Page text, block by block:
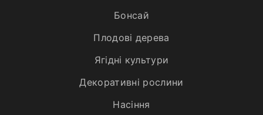
Бонсай
Плодові дерева
Ягідні культури
Декоративні рослини
Насіння